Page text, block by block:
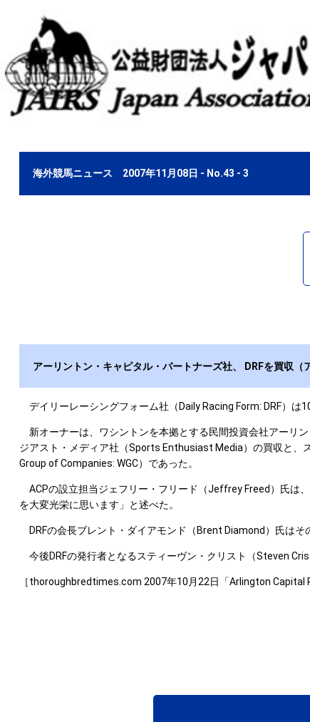
海外競馬ニュース 2007年11月08日 - No.43 - 3
アーリントン・キャピタル・パートナーズ社、 DRFを買収（
デイリーレーシングフォーム社（Daily Racing Form: DRF）は
新オーナーは、ワシントンを本拠とする民間投資会社アーリ
ジアスト・メディア社（Sports Enthusiast Media）の買収と、
Group of Companies: WGC）であった。
ACPの設立担当ジェフリー・フリード（Jeffrey Freed）氏は
を大変光栄に思います」と述べた。
DRFの会長ブレント・ダイアモンド（Brent Diamond）氏は
今後DRFの発行者となるスティーヴン・クリスト（Steven
［thoroughbredtimes.com 2007年10月22日「Arlington Capital